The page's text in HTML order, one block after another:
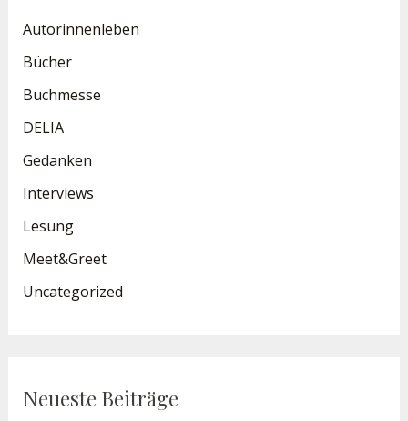
c
h
:
Autorinnenleben
Bücher
Buchmesse
DELIA
Gedanken
Interviews
Lesung
Meet&Greet
Uncategorized
Neueste Beiträge